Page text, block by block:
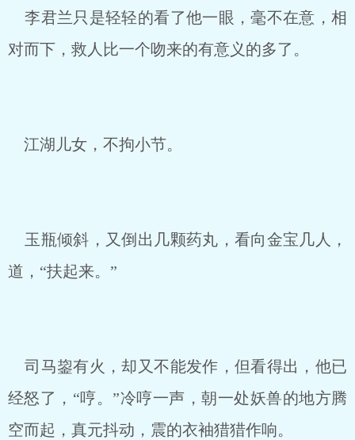
李君兰只是轻轻的看了他一眼，毫不在意，相
对而下，救人比一个吻来的有意义的多了。
江湖儿女，不拘小节。
玉瓶倾斜，又倒出几颗药丸，看向金宝几人，
道，“扶起来。”
司马鋆有火，却又不能发作，但看得出，他已
经怒了，“哼。”冷哼一声，朝一处妖兽的地方腾
空而起，真元抖动，震的衣袖猎猎作响。